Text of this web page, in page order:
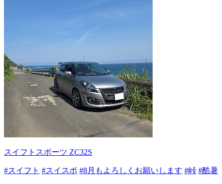
スイフトスポーツ ZC32S
#スイフト #スイスポ #8月もよろしくお願いします #峠 #酷暑